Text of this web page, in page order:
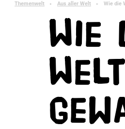
Themenwelt ► Aus aller Welt ► Wie die
Wie